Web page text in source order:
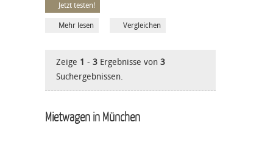
Jetzt testen!
Mehr lesen Vergleichen
Zeige 1 - 3 Ergebnisse von 3
Suchergebnissen.
Mietwagen in München